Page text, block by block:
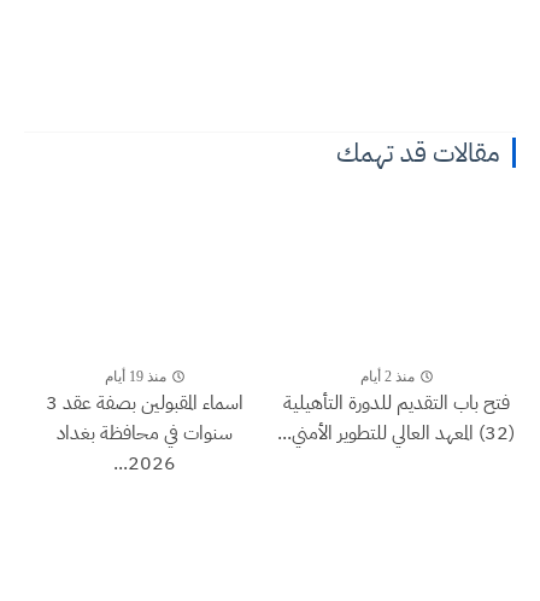
مقالات قد تهمك
منذ 2 أيام
فتح باب التقديم للدورة التأهيلية
(32) المعهد العالي للتطوير الأمني...
منذ 19 أيام
اسماء المقبولين بصفة عقد 3
سنوات في محافظة بغداد
2026...